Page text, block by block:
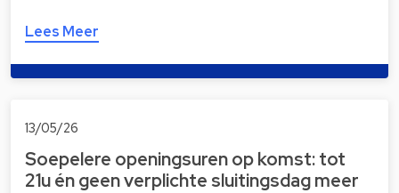
Lees Meer
13/05/26
Soepelere openingsuren op komst: tot
21u én geen verplichte sluitingsdag meer